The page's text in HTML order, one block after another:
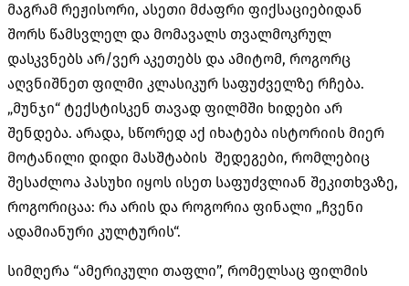
მაგრამ რეჟისორი, ასეთი მძაფრი ფიქსაციებიდან
შორს წამსვლელ და მომავალს თვალმოკრულ
დასკვნებს არ/ვერ აკეთებს და ამიტომ, როგორც
აღვნიშნეთ ფილმი კლასიკურ საფუძველზე რჩება.
„მუნჯი“ ტექსტისკენ თავად ფილმში ხიდები არ
შენდება. არადა, სწორედ აქ იხატება ისტორიის მიერ
მოტანილი დიდი მასშტაბის შედეგები, რომლებიც
შესაძლოა პასუხი იყოს ისეთ საფუძვლიან შეკითხვაზე,
როგორიცაა: რა არის და როგორია ფინალი „ჩვენი
ადამიანური კულტურის“.
სიმღერა “ამერიკული თაფლი”, რომელსაც ფილმის